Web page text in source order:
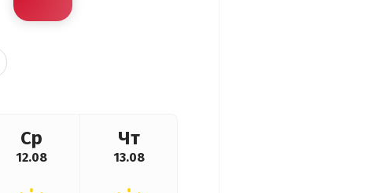
Ср
12.08
Чт
13.08